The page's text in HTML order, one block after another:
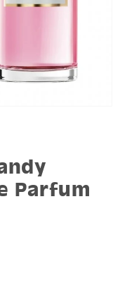
Parfum